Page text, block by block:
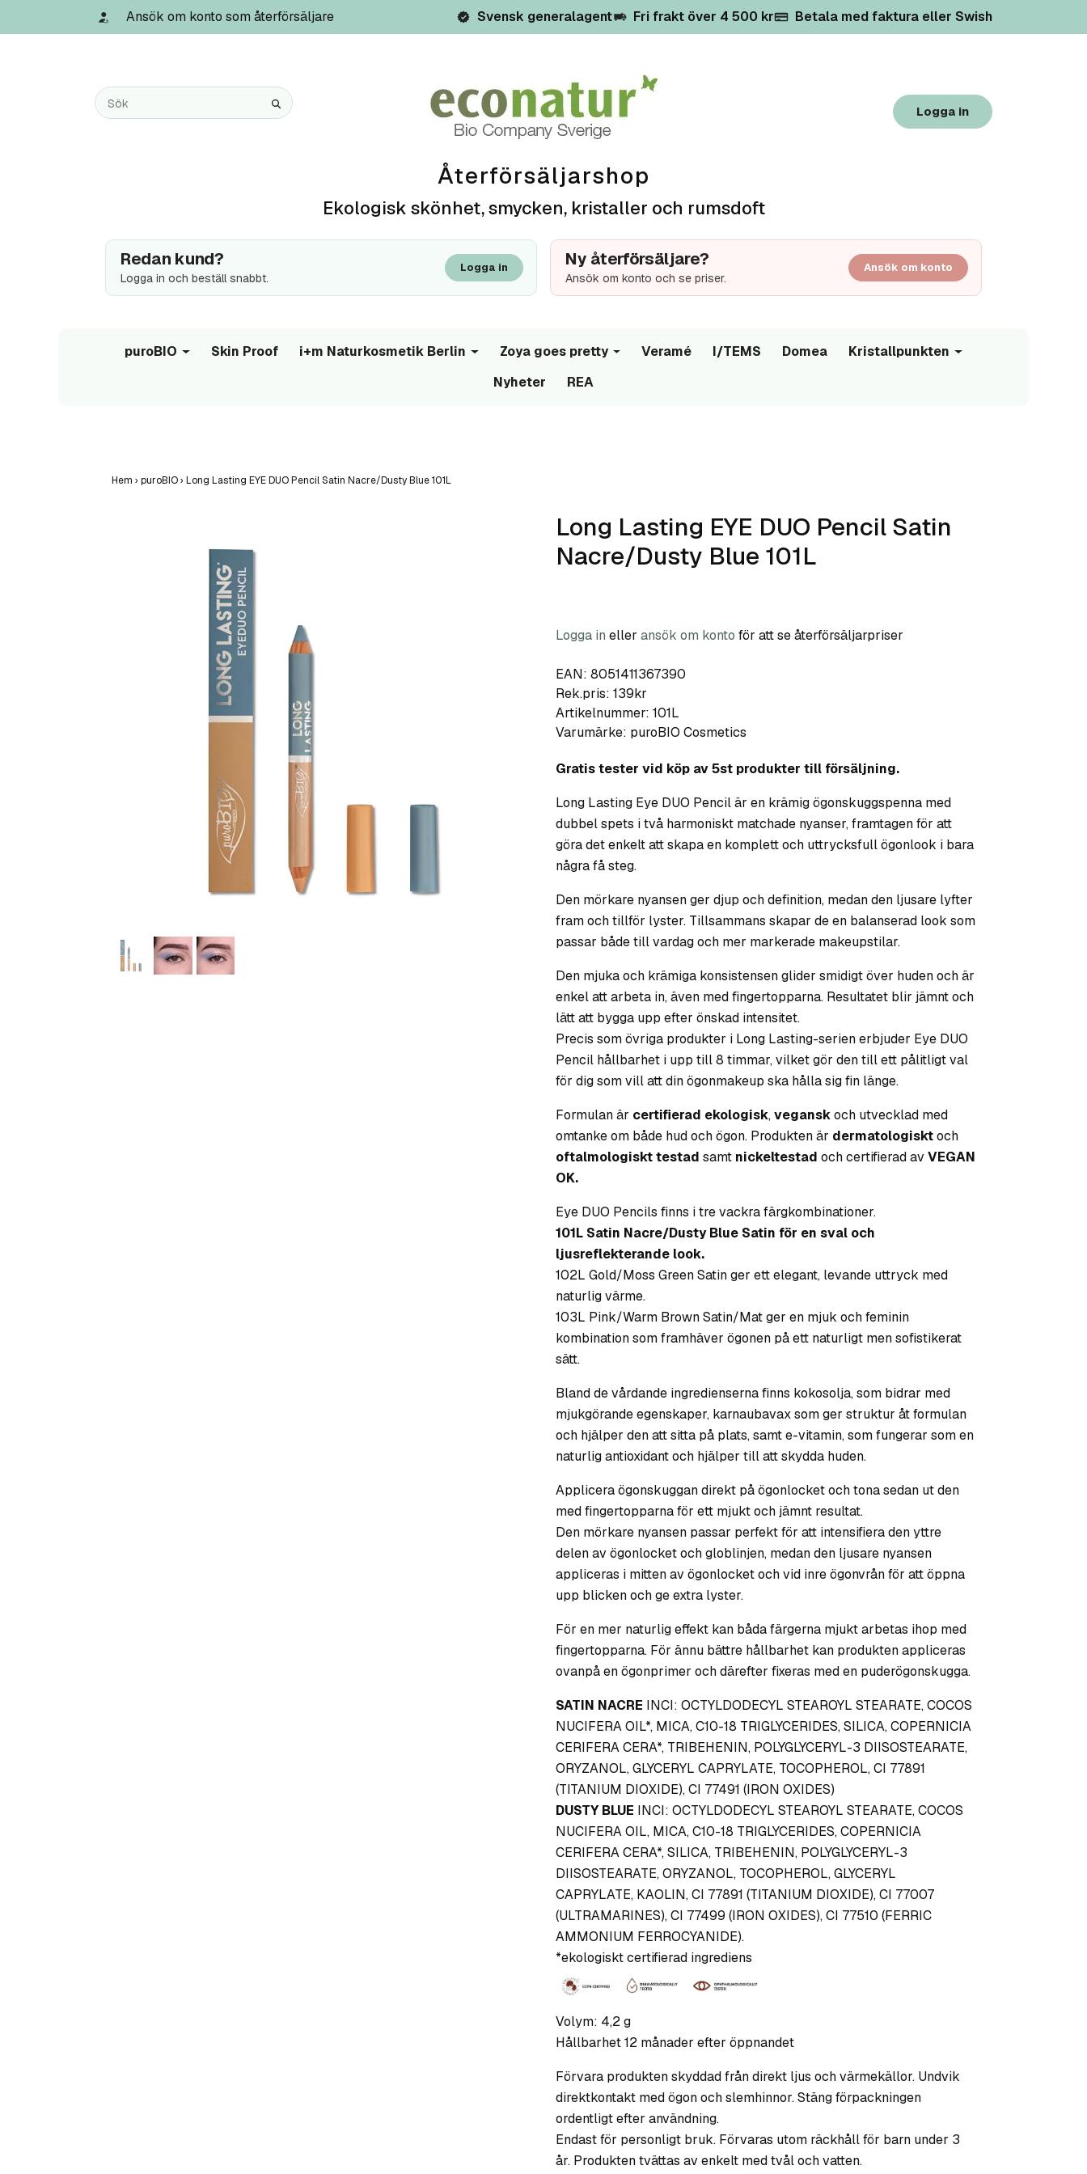
Ansök om konto som återförsäljare Svensk generalagent Fri frakt över 4 500 kr Betala med faktura eller Swish
Logga in
Återförsäljarshop
Ekologisk skönhet, smycken, kristaller och rumsdoft
Redan kund?
Logga in och beställ snabbt.
Logga in Ny återförsäljare?
Ansök om konto och se priser.
Ansök om konto
puroBIO Skin Proof i+m Naturkosmetik Berlin Zoya goes pretty Veramé I/TEMS Domea
Kristallpunkten
Nyheter
REA
Hem › puroBIO› Long Lasting EYE DUO Pencil Satin Nacre/Dusty Blue 101L
Long Lasting EYE DUO Pencil Satin
Nacre/Dusty Blue 101L
Logga in eller ansök om konto för att se återförsäljarpriser
EAN: 8051411367390
Rek.pris: 139kr
Artikelnummer: 101L
Varumärke: puroBIO Cosmetics
Gratis tester vid köp av 5st produkter till försäljning.
Long Lasting Eye DUO Pencil är en krämig ögonskuggspenna med
dubbel spets i två harmoniskt matchade nyanser, framtagen för att
göra det enkelt att skapa en komplett och uttrycksfull ögonlook i bara
några få steg.
Den mörkare nyansen ger djup och definition, medan den ljusare lyfter
fram och tillför lyster. Tillsammans skapar de en balanserad look som
passar både till vardag och mer markerade makeupstilar.
Den mjuka och krämiga konsistensen glider smidigt över huden och är
enkel att arbeta in, även med fingertopparna. Resultatet blir jämnt och
lätt att bygga upp efter önskad intensitet.
Precis som övriga produkter i Long Lasting-serien erbjuder Eye DUO
Pencil hållbarhet i upp till 8 timmar, vilket gör den till ett pålitligt val
för dig som vill att din ögonmakeup ska hålla sig fin länge.
Formulan är certifierad ekologisk,veganskoch utvecklad med
omtanke om både hud och ögon. Produkten är dermatologisktoch
oftalmologiskt testad samt nickeltestad och certifierad av VEGAN
OK.
Eye DUO Pencils finns i tre vackra färgkombinationer.
101L Satin Nacre/Dusty Blue Satin för en sval och
ljusreflekterande look.
102L Gold/Moss Green Satin ger ett elegant, levande uttryck med
naturlig värme.
103L Pink/Warm Brown Satin/Mat ger en mjuk och feminin
kombination som framhäver ögonen på ett naturligt men sofistikerat
sätt.
Bland de vårdande ingredienserna finns kokosolja, som bidrar med
mjukgörande egenskaper, karnaubavax som ger struktur åt formulan
och hjälper den att sitta på plats, samt e-vitamin, som fungerar som en
naturlig antioxidant och hjälper till att skydda huden.
Applicera ögonskuggan direkt på ögonlocket och tona sedan ut den
med fingertopparna för ett mjukt och jämnt resultat.
Den mörkare nyansen passar perfekt för att intensifiera den yttre
delen av ögonlocket och globlinjen, medan den ljusare nyansen
appliceras i mitten av ögonlocket och vid inre ögonvrån för att öppna
upp blicken och ge extra lyster.
För en mer naturlig effekt kan båda färgerna mjukt arbetas ihop med
fingertopparna. För ännu bättre hållbarhet kan produkten appliceras
ovanpå en ögonprimer och därefter fixeras med en puderögonskugga.
SATIN NACRE INCI: OCTYLDODECYL STEAROYL STEARATE, COCOS
NUCIFERA OIL*, MICA, C10-18 TRIGLYCERIDES, SILICA, COPERNICIA
CERIFERA CERA*, TRIBEHENIN, POLYGLYCERYL-3 DIISOSTEARATE,
ORYZANOL, GLYCERYL CAPRYLATE, TOCOPHEROL, CI 77891
(TITANIUM DIOXIDE), CI 77491 (IRON OXIDES)
DUSTY BLUE INCI: OCTYLDODECYL STEAROYL STEARATE, COCOS
NUCIFERA OIL, MICA, C10-18 TRIGLYCERIDES, COPERNICIA
CERIFERA CERA*, SILICA, TRIBEHENIN, POLYGLYCERYL-3
DIISOSTEARATE, ORYZANOL, TOCOPHEROL, GLYCERYL
CAPRYLATE, KAOLIN, CI 77891 (TITANIUM DIOXIDE), CI 77007
(ULTRAMARINES), CI 77499 (IRON OXIDES), CI 77510 (FERRIC
AMMONIUM FERROCYANIDE).
*ekologiskt certifierad ingrediens
Volym: 4,2 g
Hållbarhet 12 månader efter öppnandet
Förvara produkten skyddad från direkt ljus och värmekällor. Undvik
direktkontakt med ögon och slemhinnor. Stäng förpackningen
ordentligt efter användning.
Endast för personligt bruk. Förvaras utom räckhåll för barn under 3
år. Produkten tvättas av enkelt med tvål och vatten.